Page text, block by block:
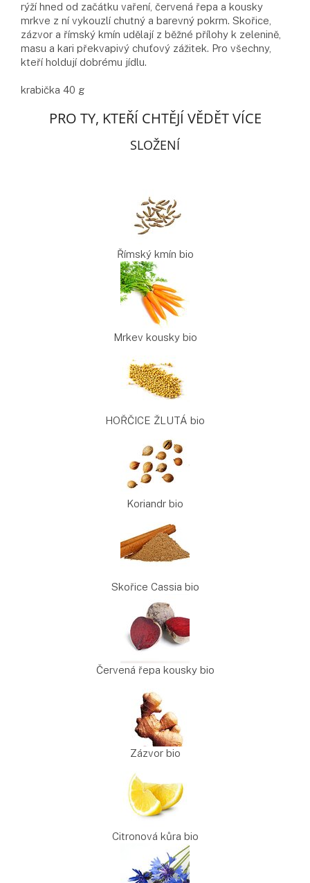
rýží hned od začátku vaření, červená řepa a kousky
mrkve z ní vykouzlí chutný a barevný pokrm. Skořice,
zázvor a římský kmín udělají z běžné přílohy k zelenině,
masu a kari překvapivý chuťový zážitek. Pro všechny,
kteří holdují dobrému jídlu.
krabička 40 g
PRO TY, KTEŘÍ CHTĚJÍ VĚDĚT VÍCE
SLOŽENÍ
Římský kmín bio
Mrkev kousky bio
HOŘČICE ŽLUTÁ bio
Koriandr bio
Skořice Cassia bio
Červená řepa kousky bio
Zázvor bio
Citronová kůra bio